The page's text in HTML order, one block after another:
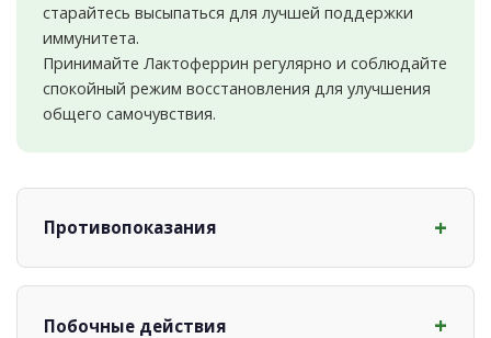
старайтесь высыпаться для лучшей поддержки
иммунитета.
Принимайте Лактоферрин регулярно и соблюдайте
спокойный режим восстановления для улучшения
общего самочувствия.
Противопоказания
Побочные действия